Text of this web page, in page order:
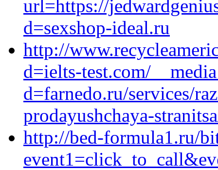
url=https://
d=sexshop-ideal.ru
http://
d=ielts-test.com/
d=farnedo.ru/services/
prodayushchaya-
http://bed-formula1.ru/